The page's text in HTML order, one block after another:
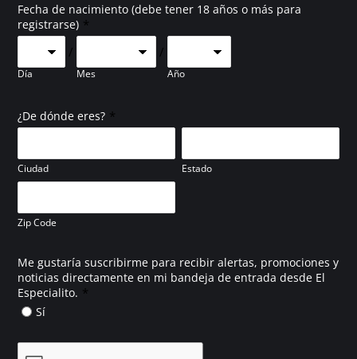
Fecha de nacimiento (debe tener 18 años o más para
registrarse) *
Día
/
Mes
/
Año
¿De dónde eres? *
Ciudad Estado
Zip Code
Me gustaría suscribirme para recibir alertas, promociones y
noticias directamente en mi bandeja de entrada desde El
Especialito. *
Sí